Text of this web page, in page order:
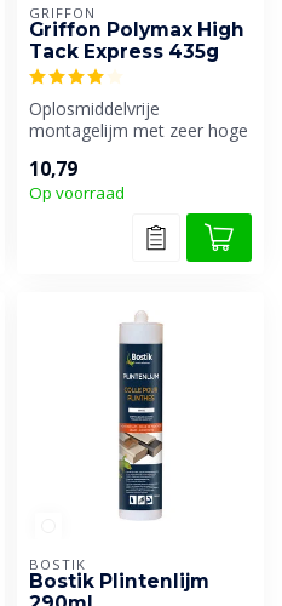
GRIFFON
Griffon Polymax High
Tack Express 435g
Oplosmiddelvrije
montagelijm met zeer hoge
snelle sterk...
10,79
Op voorraad
BOSTIK
Bostik Plintenlijm